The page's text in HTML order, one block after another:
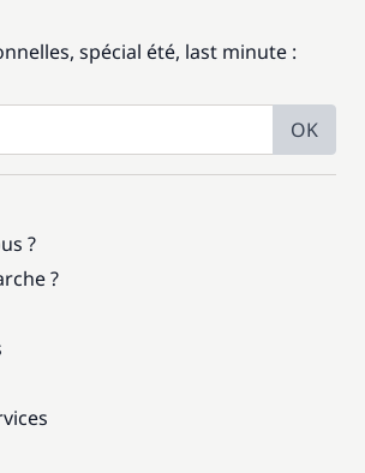
spécial été, last minute :
OK
?
?